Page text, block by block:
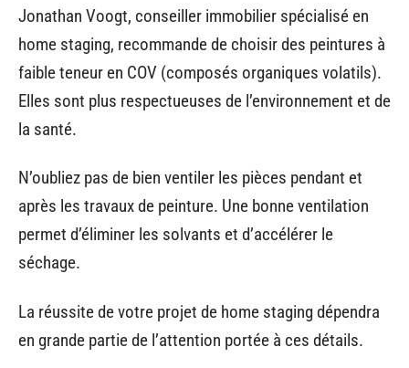
Jonathan Voogt, conseiller immobilier spécialisé en
home staging, recommande de choisir des peintures à
faible teneur en COV (composés organiques volatils).
Elles sont plus respectueuses de l’environnement et de
la santé.
N’oubliez pas de bien ventiler les pièces pendant et
après les travaux de peinture. Une bonne ventilation
permet d’éliminer les solvants et d’accélérer le
séchage.
La réussite de votre projet de home staging dépendra
en grande partie de l’attention portée à ces détails.